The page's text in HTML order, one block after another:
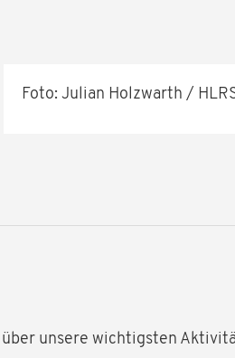
Foto: Julian Holzwarth /
unsere wichtigsten